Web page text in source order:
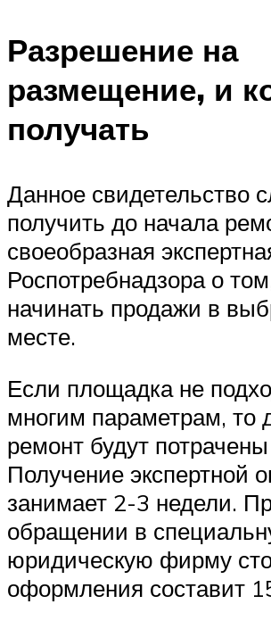
Разрешение на
размещение, и
получать
Данное свидетельство
получить до начала
своеобразная
Роспотребнадзора о
начинать продажи в
месте.
Если площадка не
многим параметрам, то
ремонт будут
Получение экспертной
занимает 2-3 недели.
обращении в
юридическую фирму
оформления составит